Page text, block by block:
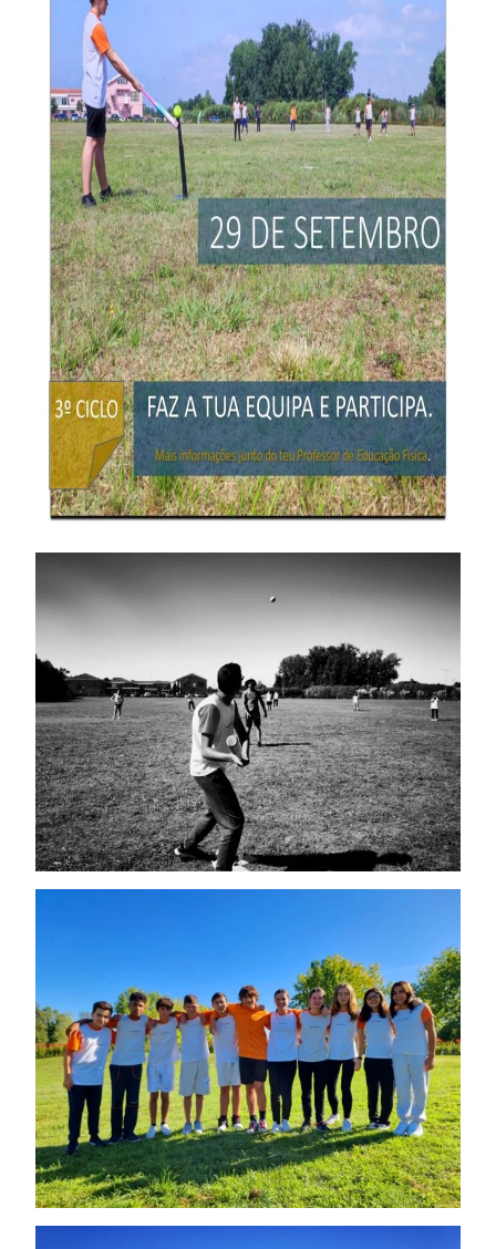
O Colégio
Oferta Formativa
Ensino Profissional
Ano Letivo
Admissão
Informações
APEE
Notícias